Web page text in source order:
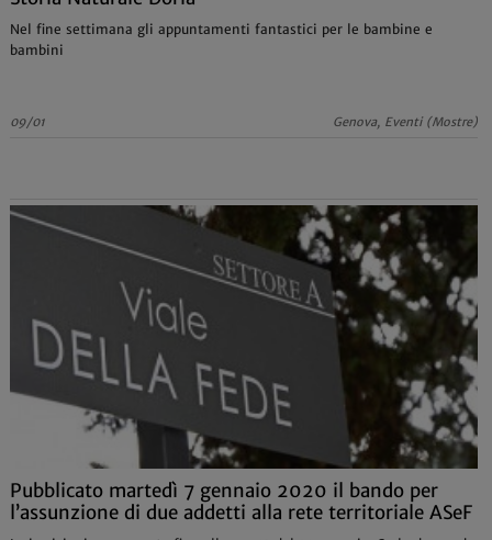
Nel fine settimana gli appuntamenti fantastici per le bambine e
bambini
09/01 Genova, Eventi (Mostre)
Pubblicato martedì 7 gennaio 2020 il bando per
l’assunzione di due addetti alla rete territoriale ASeF